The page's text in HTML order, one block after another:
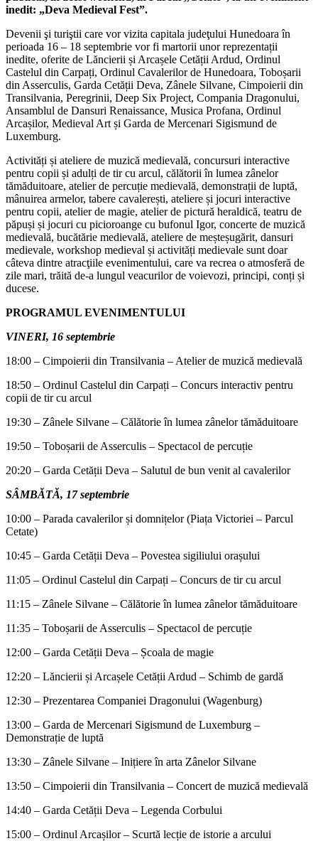
inedit: „Deva Medieval Fest”.
Devenii şi turiştii care vor vizita capitala judeţului Hunedoara în
perioada 16 – 18 septembrie vor fi martorii unor reprezentații
inedite, oferite de Lăncierii și Arcașele Cetății Ardud, Ordinul
Castelul din Carpați, Ordinul Cavalerilor de Hunedoara, Toboșarii
din Asserculis, Garda Cetății Deva, Zânele Silvane, Cimpoierii din
Transilvania, Peregrinii, Deep Six Project, Compania Dragonului,
Ansamblul de Dansuri Renaissance, Musica Profana, Ordinul
Arcașilor, Medieval Art și Garda de Mercenari Sigismund de
Luxemburg.
Activități și ateliere de muzică medievală, concursuri interactive
pentru copii și adulți de tir cu arcul, călătorii în lumea zânelor
tămăduitoare, atelier de percuție medievală, demonstrații de luptă,
mânuirea armelor, tabere cavalerești, ateliere și jocuri interactive
pentru copii, atelier de magie, atelier de pictură heraldică, teatru de
păpuși și jocuri cu picioroange cu bufonul Igor, concerte de muzică
medievală, bucătărie medievală, ateliere de meșteșugărit, dansuri
medievale, workshop medieval și activități medievale sunt doar
câteva dintre atracţiile evenimentului, care va recrea o atmosferă de
zile mari, trăită de-a lungul veacurilor de voievozi, principi, conți și
ducese.
PROGRAMUL EVENIMENTULUI
VINERI, 16 septembrie
18:00 – Cimpoierii din Transilvania – Atelier de muzică medievală
18:50 – Ordinul Castelul din Carpați – Concurs interactiv pentru
copii de tir cu arcul
19:30 – Zânele Silvane – Călătorie în lumea zânelor tămăduitoare
19:50 – Toboșarii de Asserculis – Spectacol de percuție
20:20 – Garda Cetății Deva – Salutul de bun venit al cavalerilor
SÂMBĂTĂ, 17 septembrie
10:00 – Parada cavalerilor și domnițelor (Piața Victoriei – Parcul
Cetate)
10:45 – Garda Cetății Deva – Povestea sigiliului orașului
11:05 – Ordinul Castelul din Carpați – Concurs de tir cu arcul
11:15 – Zânele Silvane – Călătorie în lumea zânelor tămăduitoare
11:35 – Toboșarii de Asserculis – Spectacol de percuție
12:00 – Garda Cetății Deva – Școala de magie
12:20 – Lăncierii și Arcașele Cetății Ardud – Schimb de gardă
12:30 – Prezentarea Companiei Dragonului (Wagenburg)
13:00 – Garda de Mercenari Sigismund de Luxemburg –
Demonstrație de luptă
13:30 – Zânele Silvane – Inițiere în arta Zânelor Silvane
13:50 – Cimpoierii din Transilvania – Concert de muzică medievală
14:40 – Garda Cetății Deva – Legenda Corbului
15:00 – Ordinul Arcașilor – Scurtă lecție de istorie a arcului